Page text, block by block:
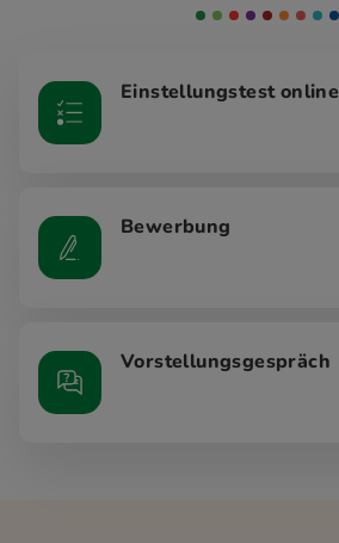
Einstellungstest online
Bewerbung
Vorstellungsgespräch